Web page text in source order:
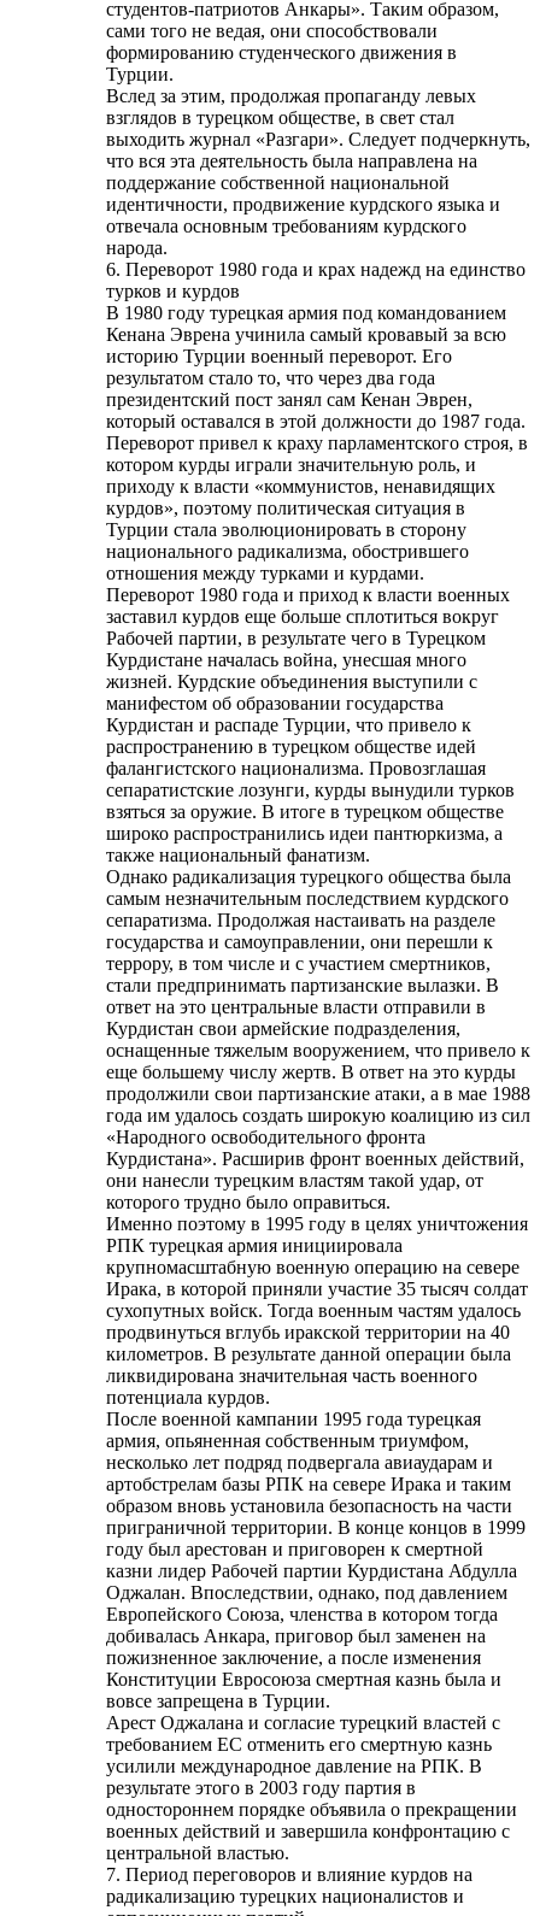
студентов-патриотов Анкары». Таким образом,
сами того не ведая, они способствовали
формированию студенческого движения в
Турции.
Вслед за этим, продолжая пропаганду левых
взглядов в турецком обществе, в свет стал
выходить журнал «Разгари». Следует подчеркнуть,
что вся эта деятельность была направлена на
поддержание собственной национальной
идентичности, продвижение курдского языка и
отвечала основным требованиям курдского
народа.
6. Переворот 1980 года и крах надежд на единство
турков и курдов
В 1980 году турецкая армия под командованием
Кенана Эврена учинила самый кровавый за всю
историю Турции военный переворот. Его
результатом стало то, что через два года
президентский пост занял сам Кенан Эврен,
который оставался в этой должности до 1987 года.
Переворот привел к краху парламентского строя, в
котором курды играли значительную роль, и
приходу к власти «коммунистов, ненавидящих
курдов», поэтому политическая ситуация в
Турции стала эволюционировать в сторону
национального радикализма, обострившего
отношения между турками и курдами.
Переворот 1980 года и приход к власти военных
заставил курдов еще больше сплотиться вокруг
Рабочей партии, в результате чего в Турецком
Курдистане началась война, унесшая много
жизней. Курдские объединения выступили с
манифестом об образовании государства
Курдистан и распаде Турции, что привело к
распространению в турецком обществе идей
фалангистского национализма. Провозглашая
сепаратистские лозунги, курды вынудили турков
взяться за оружие. В итоге в турецком обществе
широко распространились идеи пантюркизма, а
также национальный фанатизм.
Однако радикализация турецкого общества была
самым незначительным последствием курдского
сепаратизма. Продолжая настаивать на разделе
государства и самоуправлении, они перешли к
террору, в том числе и с участием смертников,
стали предпринимать партизанские вылазки. В
ответ на это центральные власти отправили в
Курдистан свои армейские подразделения,
оснащенные тяжелым вооружением, что привело к
еще большему числу жертв. В ответ на это курды
продолжили свои партизанские атаки, а в мае 1988
года им удалось создать широкую коалицию из сил
«Народного освободительного фронта
Курдистана». Расширив фронт военных действий,
они нанесли турецким властям такой удар, от
которого трудно было оправиться.
Именно поэтому в 1995 году в целях уничтожения
РПК турецкая армия инициировала
крупномасштабную военную операцию на севере
Ирака, в которой приняли участие 35 тысяч солдат
сухопутных войск. Тогда военным частям удалось
продвинуться вглубь иракской территории на 40
километров. В результате данной операции была
ликвидирована значительная часть военного
потенциала курдов.
После военной кампании 1995 года турецкая
армия, опьяненная собственным триумфом,
несколько лет подряд подвергала авиаударам и
артобстрелам базы РПК на севере Ирака и таким
образом вновь установила безопасность на части
приграничной территории. В конце концов в 1999
году был арестован и приговорен к смертной
казни лидер Рабочей партии Курдистана Абдулла
Оджалан. Впоследствии, однако, под давлением
Европейского Союза, членства в котором тогда
добивалась Анкара, приговор был заменен на
пожизненное заключение, а после изменения
Конституции Евросоюза смертная казнь была и
вовсе запрещена в Турции.
Арест Оджалана и согласие турецкий властей с
требованием ЕС отменить его смертную казнь
усилили международное давление на РПК. В
результате этого в 2003 году партия в
одностороннем порядке объявила о прекращении
военных действий и завершила конфронтацию с
центральной властью.
7. Период переговоров и влияние курдов на
радикализацию турецких националистов и